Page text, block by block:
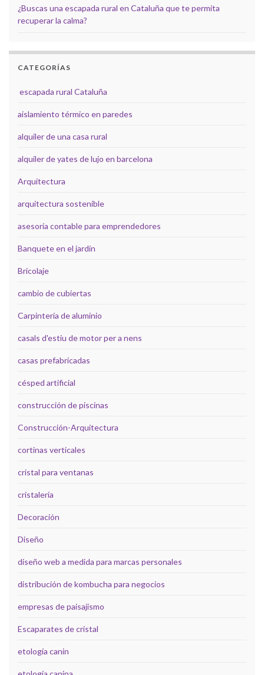
¿Buscas una escapada rural en Cataluña que te permita
recuperar la calma?
CATEGORÍAS
escapada rural Cataluña
aislamiento térmico en paredes
alquiler de una casa rural
alquiler de yates de lujo en barcelona
Arquitectura
arquitectura sostenible
asesoría contable para emprendedores
Banquete en el jardín
Bricolaje
cambio de cubiertas
Carpintería de aluminio
casals d'estiu de motor per a nens
casas prefabricadas
césped artificial
construcción de piscinas
Construcción-Arquitectura
cortinas verticales
cristal para ventanas
cristalería
Decoración
Diseño
diseño web a medida para marcas personales
distribución de kombucha para negocios
empresas de paisajismo
Escaparates de cristal
etología canin